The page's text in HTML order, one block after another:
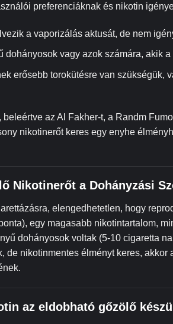
preferenciáknak és nikotin
a vaporizálás aktusát, de nem
dohányosok vagy azok számára, akik
erősebb torokütésre van szükségük,
az Al Fakher-t, a Randm
nikotinerőt keres egy enyhe
Nikotinerőt a Dohányzási
elengedhetetlen, hogy
egy magasabb nikotintartalom,
dohányosok voltak (5-10 cigaretta
nikotinmentes élményt keres, akkor
az eldobható gőzölő